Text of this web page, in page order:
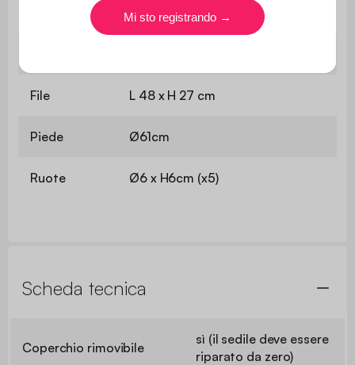
L 59 x P 60 x H 79 / 89 cm
File L 48 x H 27 cm
Piede Ø61cm
Ruote Ø6 x H6cm (x5)
Scheda tecnica
Coperchio rimovibile
sì (il sedile deve essere
riparato da zero)